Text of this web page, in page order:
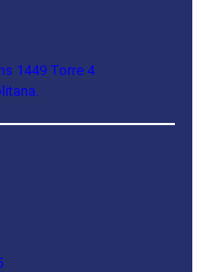
1449 Torre 4